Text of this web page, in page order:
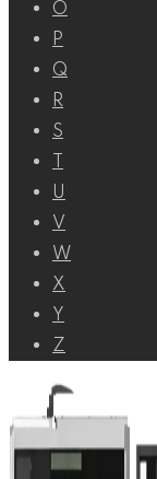
O
P
Q
R
S
U
V
W
X
Y
Z